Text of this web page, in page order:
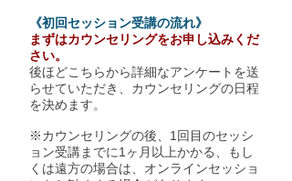
《初回セッション受講の流れ》
まずはカウンセリングをお申し込みくだ
さい。
後ほどこちらから詳細なアンケートを送
らせていただき、カウンセリングの日程
を決めます。
※カウンセリングの後、1回目のセッシ
ョン受講までに1ヶ月以上かかる、もし
くは遠方の場合は、オンラインセッショ